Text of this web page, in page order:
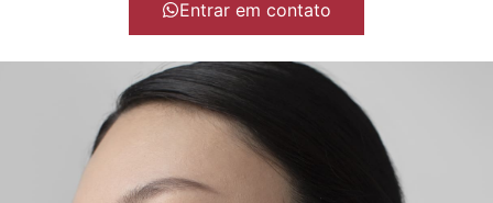
Entrar em contato